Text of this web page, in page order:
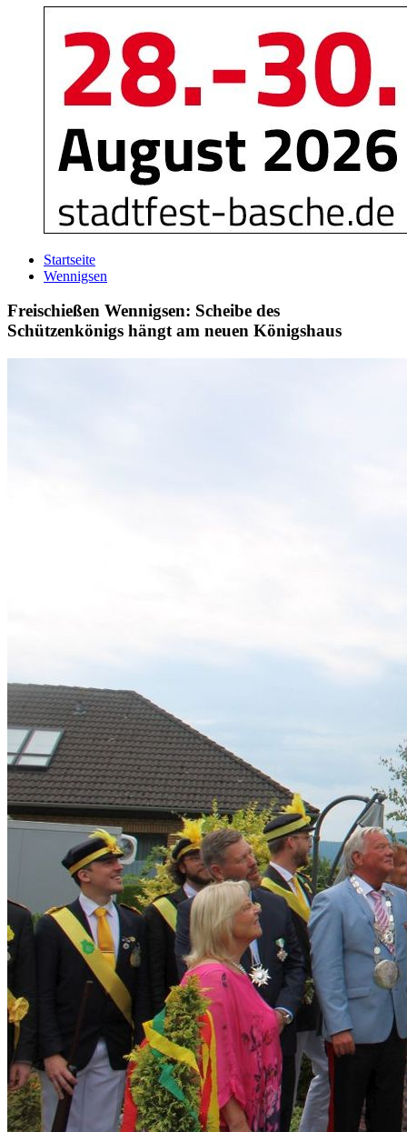
Startseite
Wennigsen
Freischießen Wennigsen: Scheibe des
Schützenkönigs hängt am neuen Königshaus